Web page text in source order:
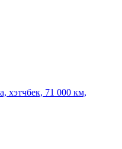
хэтчбек, 71 000 км,